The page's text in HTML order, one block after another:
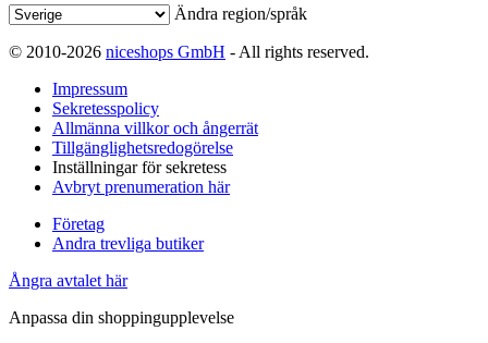
Ändra region/språk
© 2010-2026 niceshops GmbH - All rights reserved.
Impressum
Sekretesspolicy
Allmänna villkor och ångerrät
Tillgänglighetsredogörelse
Inställningar för sekretess
Avbryt prenumeration här
Företag
Andra trevliga butiker
Ångra avtalet här
Anpassa din shoppingupplevelse